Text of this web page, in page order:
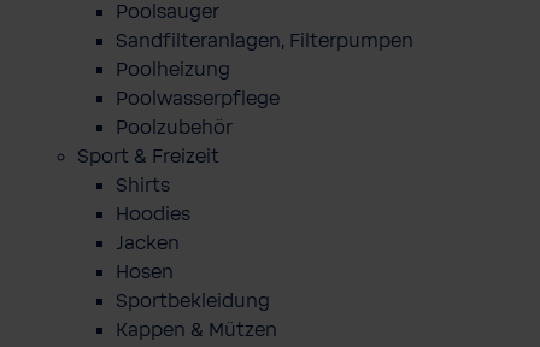
Poolsauger
Sandfilteranlagen, Filterpumpen
Poolheizung
Poolwasserpflege
Poolzubehör
Sport & Freizeit
Shirts
Hoodies
Jacken
Hosen
Sportbekleidung
Kappen & Mützen